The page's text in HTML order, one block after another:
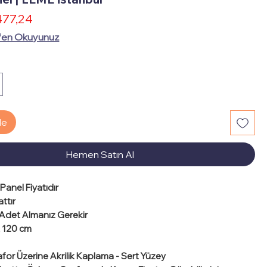
Okuyunuz
Hemen Satın Al
Fiyatıdır
Almanız Gerekir
cm
Üzerine Akrilik Kaplama - Sert Yüzey